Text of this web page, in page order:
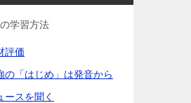
学習方法
評価
の「はじめ」は発音から
ースを聞く